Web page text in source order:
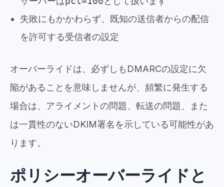
失敗にもかかわらず、既知の送信者からの配信
を許可する受信者の設定
オーバーライドは、必ずしもDMARCの設定に欠
陥があることを意味しませんが、頻繁に発生する
場合は、アライメントの問題、転送の問題、また
は一貫性のないDKIM署名を示している可能性があ
ります。
ポリシーオーバーライドと